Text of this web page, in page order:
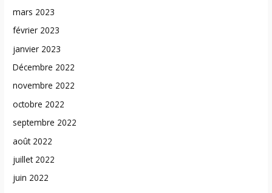
mars 2023
février 2023
janvier 2023
Décembre 2022
novembre 2022
octobre 2022
septembre 2022
août 2022
juillet 2022
juin 2022